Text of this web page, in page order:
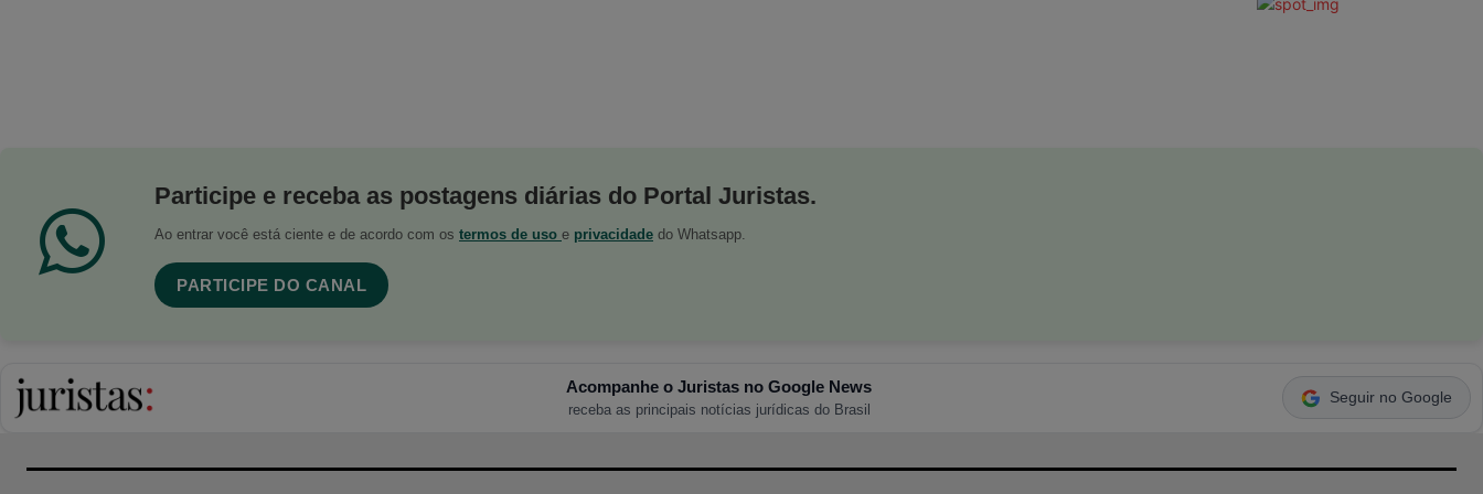
Participe e receba as postagens diárias do Portal Juristas.
Ao entrar você está ciente e de acordo com os termos de uso e privacidade do Whatsapp.
PARTICIPE DO CANAL
Acompanhe o Juristas no Google News
receba as principais notícias jurídicas do Brasil
Seguir no Google